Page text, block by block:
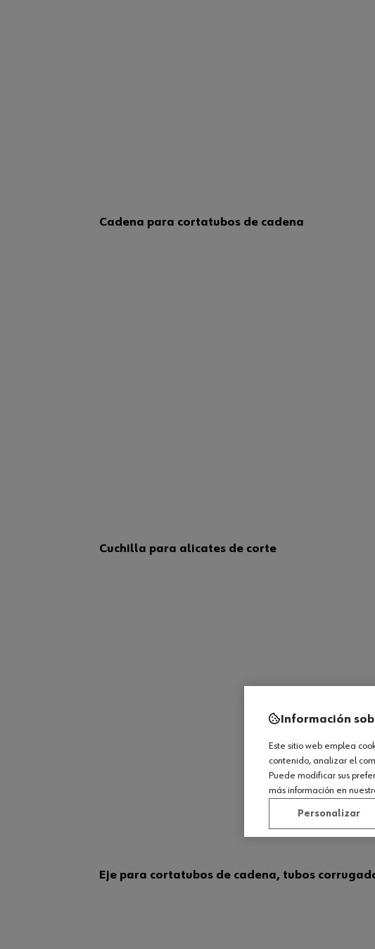
Cadena para cortatubos de cadena
Cuchilla para alicates de corte
Eje para cortatubos de cadena, tubos
Información
Este sitio web emplea
contenido, analizar el
Puede modificar sus
más información en
Personalizar